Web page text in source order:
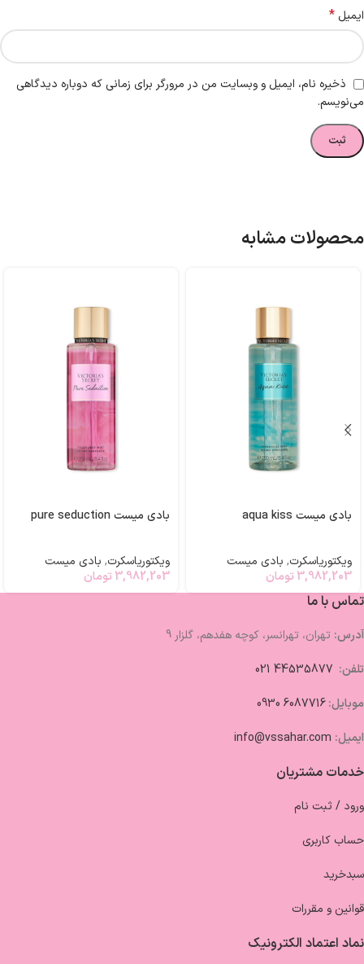
ایمیل *
ذخیره نام، ایمیل و وبسایت من در مرورگر برای زمانی که دوباره دیدگاهی
می‌نویسم.
محصولات مشابه
بادی میست aqua kiss
ویکتوریاسکرت, بادی میست
3,982,203 تومان
بادی میست pure seduction
ویکتوریاسکرت, بادی میست
3,982,203 تومان
تماس با ما
آدرس: تهران، تهرانسر، کوچه هفدهم، گلزار 9
تلفن:
موبایل:6087716 0930
ایمیل: info@vssahar.com
خدمات مشتریان
ورود / ثبت نام
حساب کاربری
سبدخرید
قوانین و مقررات
نماد اعتماد الکترونیک